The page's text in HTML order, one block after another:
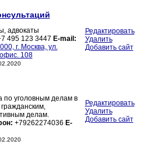
адвокаты
495 123 3447 E-mail:
г. Москва, ул.
108
Редактировать
Удалить
Добавить сайт
по уголовным делам в
делам.
+79262274036 E-
Редактировать
Удалить
Добавить сайт